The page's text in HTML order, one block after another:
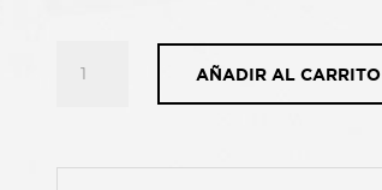
AÑADIR AL CARRITO